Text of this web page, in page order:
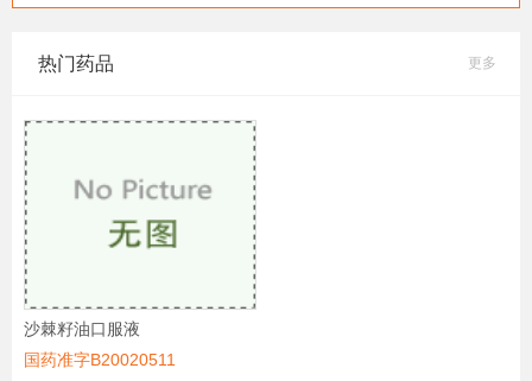
热门药品 更多
沙棘籽油口服液
国药准字B20020511